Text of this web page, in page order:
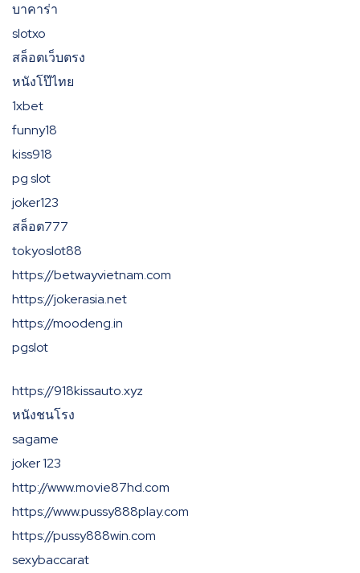
บาคาร่า
slotxo
สล็อตเว็บตรง
หนังโป๊ไทย
1xbet
funny18
kiss918
pg slot
joker123
สล็อต777
tokyoslot88
https://betwayvietnam.com
https://jokerasia.net
https://moodeng.in
pgslot
https://918kissauto.xyz
หนังชนโรง
sagame
joker 123
http://www.movie87hd.com
https://www.pussy888play.com
https://pussy888win.com
sexybaccarat